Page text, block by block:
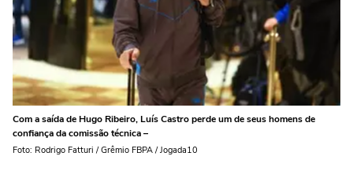
Com a saída de Hugo Ribeiro, Luís Castro perde um de seus homens de
confiança da comissão técnica –
Foto: Rodrigo Fatturi / Grêmio FBPA / Jogada10